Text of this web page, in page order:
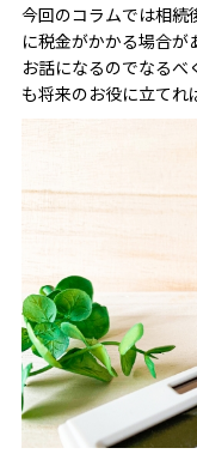
今回のコラムでは相続
に税金がかかる場合
お話になるのでなる
も将来のお役に立てれ